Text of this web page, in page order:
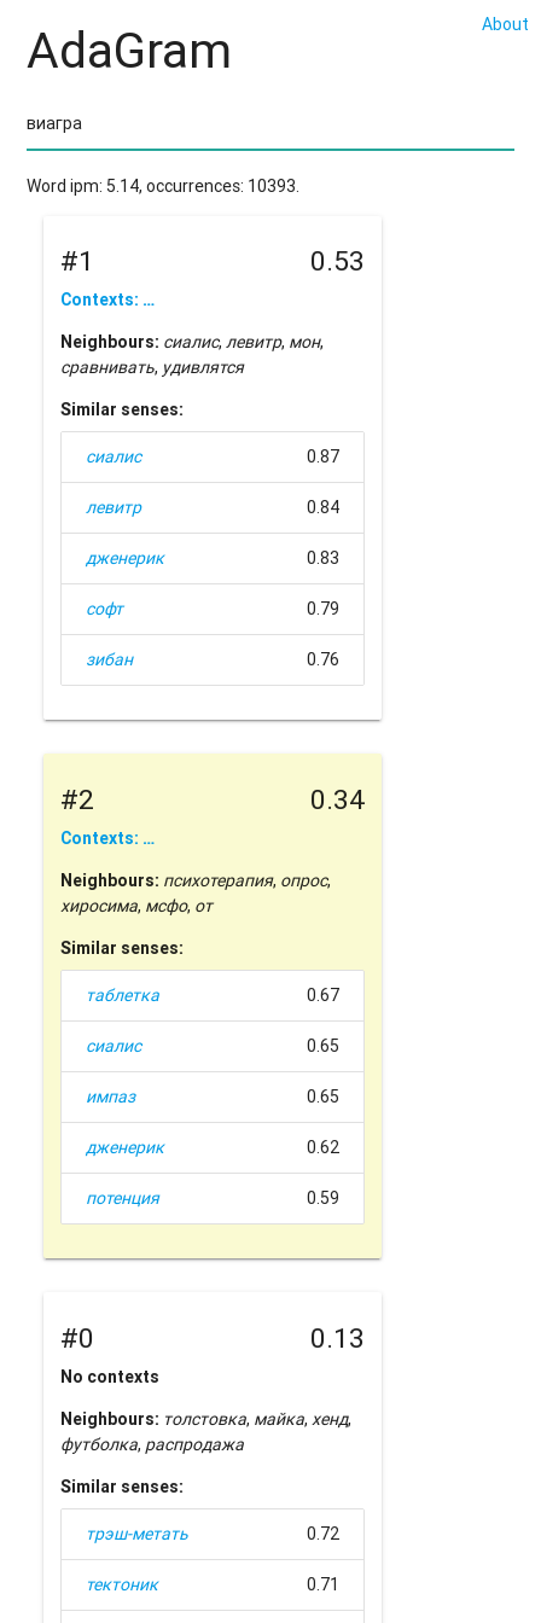
About
AdaGram
Word ipm: 5.14, occurrences: 10393.
#1 0.53
Contexts: …
Neighbours: сиалис,левитр, мон,
сравнивать, удивлятся
Similar senses:
сиалис 0.87
левитр 0.84
дженерик 0.83
софт 0.79
зибан 0.76
#2 0.34
Contexts: …
Neighbours: психотерапия, опрос,
хиросима, мсфо, от
Similar senses:
таблетка 0.67
сиалис 0.65
импаз 0.65
дженерик 0.62
потенция 0.59
#0 0.13
No contexts
Neighbours: толстовка, майка,хенд,
футболка, распродажа
Similar senses:
трэш-метать 0.72
тектоник 0.71